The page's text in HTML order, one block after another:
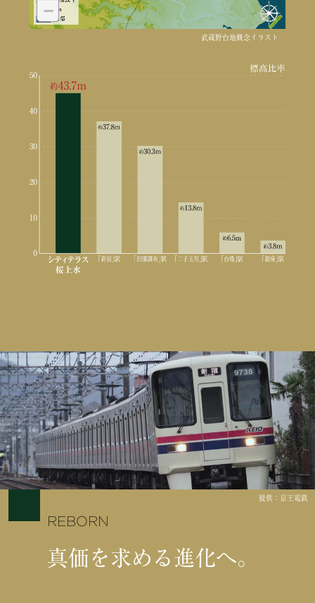
−
武蔵野台地概念イラスト
提供：京王電鉄
REBORN
真価を求める進化へ。